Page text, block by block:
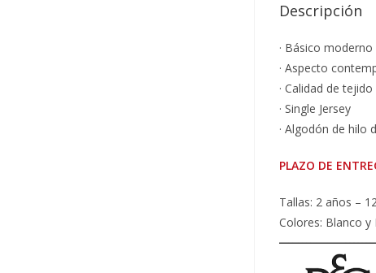
Descripción
· Básico moderno
· Aspecto
· Calidad de
· Single Jersey
· Algodón de hilo
PLAZO DE
Tallas: 2 años –
Colores: Blanco y